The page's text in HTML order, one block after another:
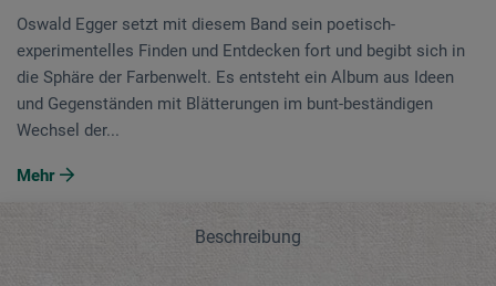
Oswald Egger setzt mit diesem Band sein poetisch-
experimentelles Finden und Entdecken fort und begibt sich in
die Sphäre der Farbenwelt. Es entsteht ein Album aus Ideen
und Gegenständen mit Blätterungen im bunt-beständigen
Wechsel der...
Mehr
Beschreibung